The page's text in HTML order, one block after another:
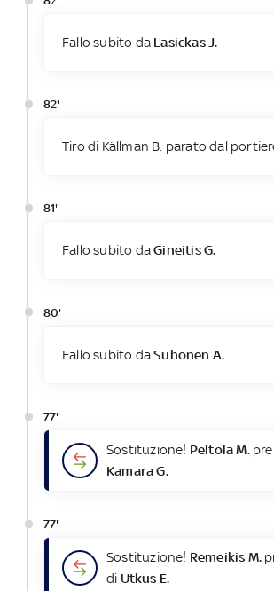
Fallo subito da Lasickas J.
82'
Tiro di Källman B. parato dal
81'
Fallo subito daGineitis G.
80'
Fallo subito daSuhonen A.
77'
Sostituzione! Peltola M.
Kamara G.
77'
Sostituzione! Remeikis M.
di Utkus E.